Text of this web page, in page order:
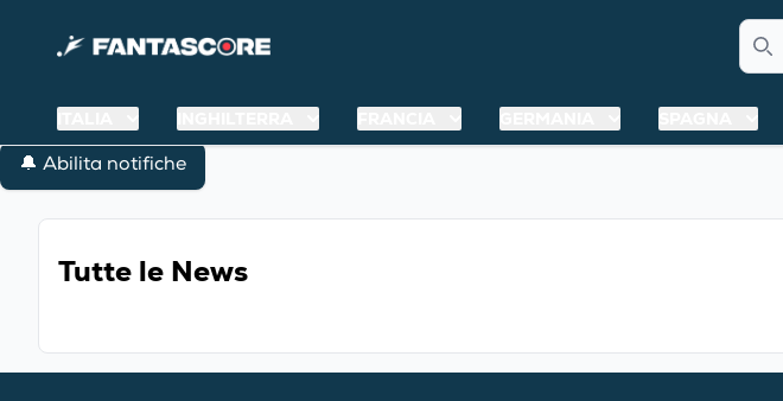
🔔 Abilita notifiche
Tutte le News